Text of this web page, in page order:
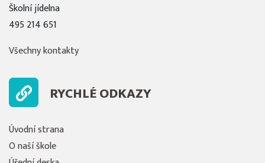
Školní jídelna
495 214 651
Všechny kontakty
RYCHLÉ ODKAZY
Úvodní strana
O naší škole